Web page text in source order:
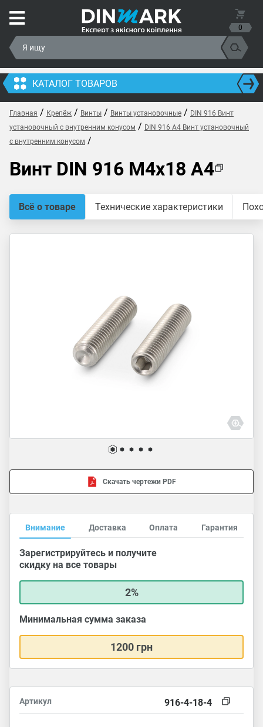
0
КАТАЛОГ ТОВАРОВ
Главная / Крепёж / Винты / Винты установочные / DIN 916 Винт
установочный с внутренним конусом / DIN 916 A4 Винт установочный
с внутренним конусом /
Винт DIN 916 M4x18 A4
Всё о товаре Технические характеристики
Скачать чертежи PDF
Внимание Доставка Оплата Гарантия
Зарегистрируйтесь и получите
скидку на все товары
2%
Минимальная сумма заказа
1200 грн
Артикул 916-4-18-4